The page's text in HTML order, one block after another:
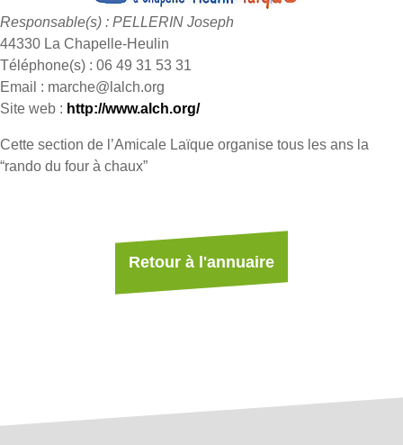
Responsable(s) : PELLERIN Joseph
44330 La Chapelle-Heulin
Téléphone(s) : 06 49 31 53 31
Email : marche@lalch.org
Site web : http://www.alch.org/
Cette section de l’Amicale Laïque organise tous les ans la
“rando du four à chaux”
Retour à l'annuaire